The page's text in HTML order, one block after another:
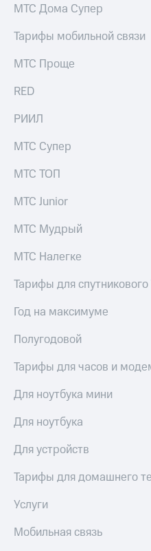
Акции
скидки
Все
МТС Дома Супер
Тарифы мобильной связи
МТС Проще
RED
РИИЛ
МТС Супер
МТС ТОП
МТС Junior
МТС Мудрый
МТС Налегке
Тарифы для
Год на максимуме
Полугодовой
Тарифы для часов и
Для ноутбука мини
Для ноутбука
Для устройств
Тарифы для домашнего
Услуги
Мобильная связь